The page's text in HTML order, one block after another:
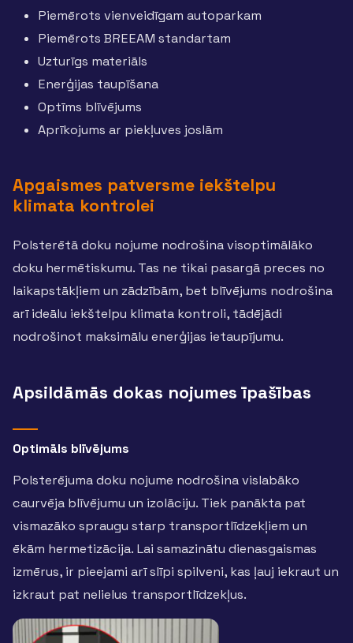
Piemērots vienveidīgam autoparkam
Piemērots BREEAM standartam
Uzturīgs materiāls
Enerģijas taupīšana
Optīms blīvējums
Aprīkojums ar piekļuves joslām
Apgaismes patversme iekštelpu
klimata kontrolei
Polsterētā doku nojume nodrošina visoptimālāko
doku hermētiskumu. Tas ne tikai pasargā preces no
laikapstākļiem un zādzībām, bet blīvējums nodrošina
arī ideālu iekštelpu klimata kontroli, tādējādi
nodrošinot maksimālu enerģijas ietaupījumu.
Apsildāmās dokas nojumes īpašības
Optimāls blīvējums
Polsterējuma doku nojume nodrošina vislabāko
caurvēja blīvējumu un izolāciju. Tiek panākta pat
vismazāko spraugu starp transportlīdzekļiem un
ēkām hermetizācija. Lai samazinātu dienasgaismas
izmērus, ir pieejami arī slīpi spilveni, kas ļauj iekraut un
izkraut pat nelielus transportlīdzekļus.